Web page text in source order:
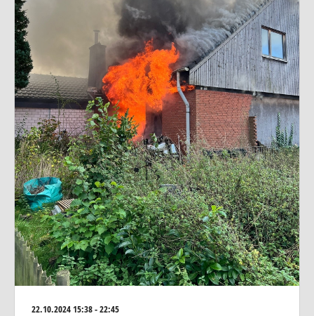
22.10.202415:38 - 22:45